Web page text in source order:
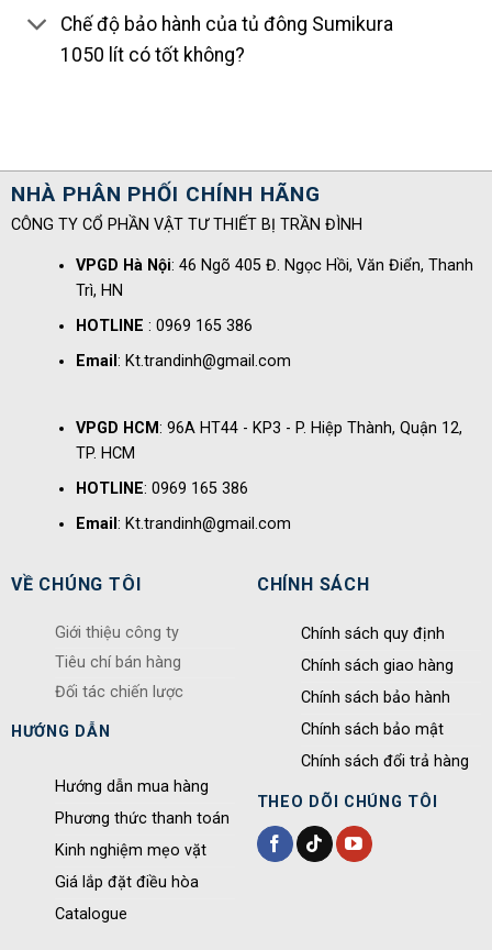
Chế độ bảo hành của tủ đông Sumikura
1050 lít có tốt không?
NHÀ PHÂN PHỐI CHÍNH HÃNG
CÔNG TY CỔ PHẦN VẬT TƯ THIẾT BỊ TRẦN ĐÌNH
VPGD Hà Nội: 46 Ngõ 405 Đ. Ngọc Hồi, Văn Điển, Thanh
Trì, HN
HOTLINE : 0969 165 386
Email : Kt.trandinh@gmail.com
VPGD HCM: 96A HT44 - KP3 - P. Hiệp Thành, Quận 12,
TP. HCM
HOTLINE: 0969 165 386
Email : Kt.trandinh@gmail.com
VỀ CHÚNG TÔI
Giới thiệu công ty
Tiêu chí bán hàng
Đối tác chiến lược
HƯỚNG DẪN
Hướng dẫn mua hàng
Phương thức thanh toán
Kinh nghiệm mẹo vặt
Giá lắp đặt điều hòa
Catalogue
CHÍNH SÁCH
Chính sách quy định
Chính sách giao hàng
Chính sách bảo hành
Chính sách bảo mật
Chính sách đổi trả hàng
THEO DÕI CHÚNG TÔI